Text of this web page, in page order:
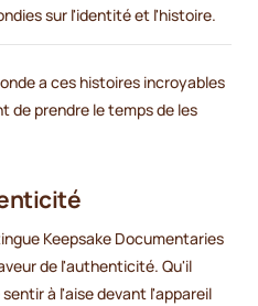
sur l'identité et l'histoire.
a ces histoires incroyables
de prendre le temps de les
Keepsake Documentaries
de l'authenticité. Qu'il
à l'aise devant l'appareil